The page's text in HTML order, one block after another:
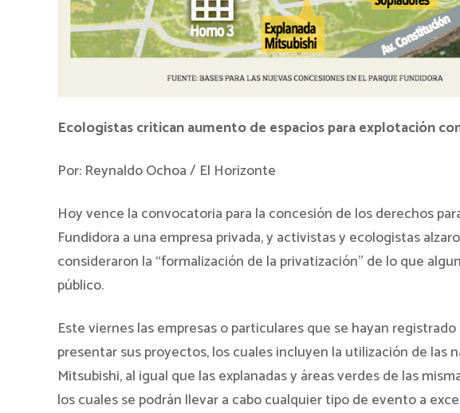
Ecologistas critican aumento de espacios para explotación
Por: Reynaldo Ochoa / El Horizonte
Hoy vence la convocatoria para la concesión de los derechos
Fundidora a una empresa privada, y activistas y ecologistas
consideraron la “formalización de la privatización” de lo que
público.
Este viernes las empresas o particulares que se hayan
presentar sus proyectos, los cuales incluyen la utilización de las
Mitsubishi, al igual que las explanadas y áreas verdes de las
los cuales se podrán llevar a cabo cualquier tipo de evento a